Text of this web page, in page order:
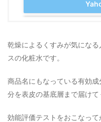
乾燥によるくすみが気にな
スの化粧水です。
商品名にもなっている有効
分を表皮の基底層まで届けて
効能評価テストをおこなっ